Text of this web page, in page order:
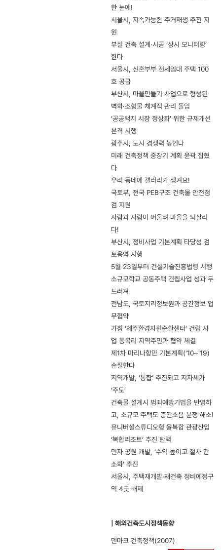
한 눈에!
서울시, 지속가능한 주거재생 추진 지
원
부실 건축 설계·시공 ‘상시 모니터링’
한다
서울시, 신혼부부 전세임대 주택 100
호 공급
부산시, 마을만들기 사업으로 형성된
벽화·조형물 체계적 관리 돌입
‘공공택지 시장 정상화’ 위한 규제개선
본격 시행
광주시, 도시 경쟁력 높인다
미래 건축정책 중장기 계획 윤곽 잡혔
다
우리 동네에 갤러리가 생겨요!
국토부, 전국 PEB구조 건축물 안전점
검 지원
사람과 사람이 어울려 마을을 되살리
다!
부산시, 정비사업 기본계획 타당성 검
토용역 시행
5월 23일부터 건설기술진흥법령 시행
소규모학교 공동주택 건립사업 성과 두
드러져
전남도, 국토지리정보원과 공간정보 업
무협약
가칭 ‘제주환경자원순환센터’ 건립 사
업 동복리 지역주민과 협약 체결
제1차 마리나항만 기본계획('10~'19)
손질한다
지역개발, ‘통합’ 추진되고 지자체가
‘주도’
건축물 설계시 범죄예방기법을 반영하
고, 소규모 주택도 층간소음 분쟁 해소!
유니버셜스튜디오형 융복합 관광산업
‘복합리조트’ 추진 탄력
민자 공원 개발, ‘수익 높이고 절차 간
소화’ 추진
서울시, 주택재개발·재건축 정비예정구
역 4곳 해제
| 해외건축도시정책동향
덴마크 건축정책(2007)